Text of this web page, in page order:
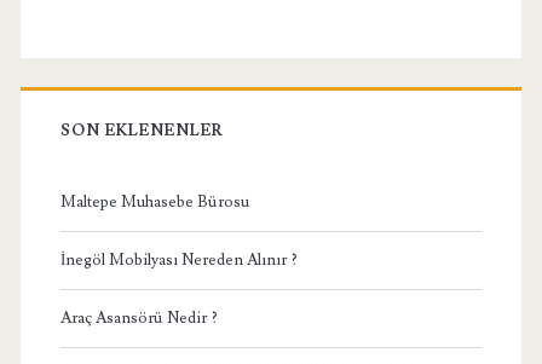
SON EKLENENLER
Maltepe Muhasebe Bürosu
İnegöl Mobilyası Nereden Alınır ?
Araç Asansörü Nedir ?